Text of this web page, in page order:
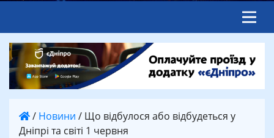
/ Новини / Що відбулося або відбудеться у
Дніпрі та світі 1 червня